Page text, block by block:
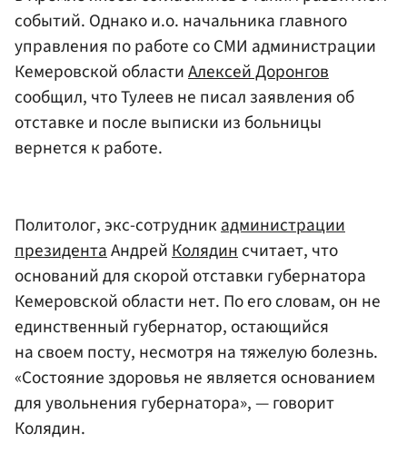
событий. Однако и.о. начальника главного
управления по работе со СМИ администрации
Кемеровской областиАлексей Доронгов
сообщил, что Тулеев не писал заявления об
отставке и после выписки из больницы
вернется к работе.
Политолог, экс-сотрудникадминистрации
президентаАндрейКолядинсчитает, что
оснований для скорой отставки губернатора
Кемеровской области нет. По его словам, он не
единственный губернатор, остающийся
на своем посту, несмотря на тяжелую болезнь.
«Состояние здоровья не является основанием
для увольнения губернатора», — говорит
Колядин.